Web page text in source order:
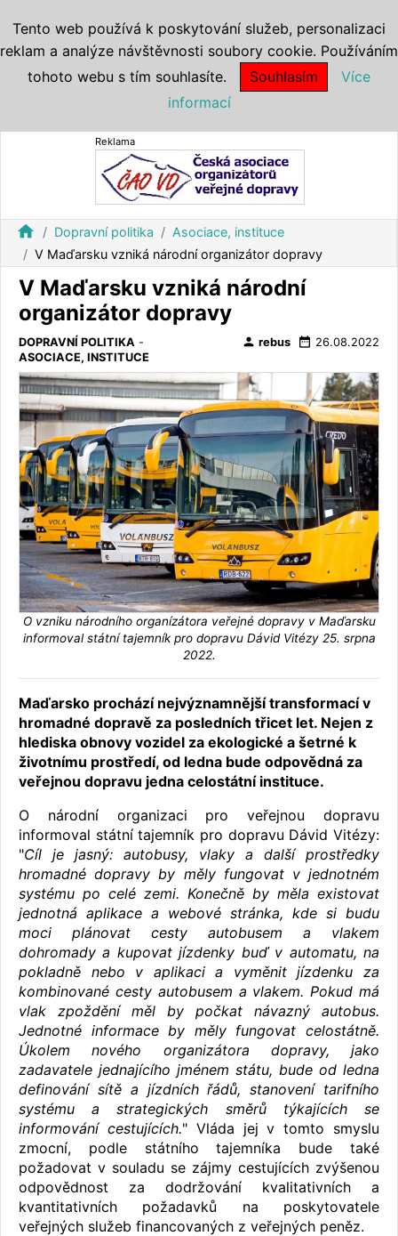
Reklama
home Dopravní politika
Asociace, instituce
V Maďarsku vzniká národní organizátor dopravy
V Maďarsku vzniká národní
organizátor dopravy
DOPRAVNÍ POLITIKA -
ASOCIACE, INSTITUCE
person rebus date_range 26.08.2022
O vzniku národního organízátora veřejné dopravy v Maďarsku
informoval státní tajemník pro dopravu Dávid Vitézy 25. srpna
2022.
Maďarsko prochází nejvýznamnější transformací v
hromadné dopravě za posledních třicet let. Nejen z
hlediska obnovy vozidel za ekologické a šetrné k
životnímu prostředí, od ledna bude odpovědná za
veřejnou dopravu jedna celostátní instituce.
O národní organizaci pro veřejnou dopravu
informoval státní tajemník pro dopravu Dávid Vitézy:
"Cíl je jasný: autobusy, vlaky a další prostředky
hromadné dopravy by měly fungovat v jednotném
systému po celé zemi. Konečně by měla existovat
jednotná aplikace a webové stránka, kde si budu
moci plánovat cesty autobusem a vlakem
dohromady a kupovat jízdenky buď v automatu, na
pokladně nebo v aplikaci a vyměnit jízdenku za
kombinované cesty autobusem a vlakem. Pokud má
vlak zpoždění měl by počkat návazný autobus.
Jednotné informace by měly fungovat celostátně.
Úkolem nového organizátora dopravy, jako
zadavatele jednajícího jménem státu, bude od ledna
definování sítě a jízdních řádů, stanovení tarifního
systému a strategických směrů týkajících se
informování cestujících." Vláda jej v tomto smyslu
zmocní, podle státního tajemníka bude také
požadovat v souladu se zájmy cestujících zvýšenou
odpovědnost za dodržování kvalitativních a
kvantitativních požadavků na poskytovatele
veřejných služeb financovaných z veřejných peněz.
Tento web používá k poskytování služeb, personalizaci
reklam a analýze návštěvnosti soubory cookie. Používáním
tohoto webu s tím souhlasíte.
Souhlasím
Více
informací